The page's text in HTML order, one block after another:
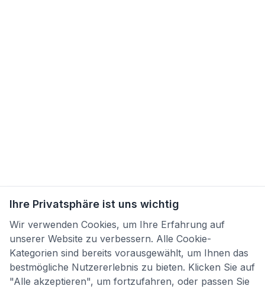
Ihre Privatsphäre ist uns wichtig
Wir verwenden Cookies, um Ihre Erfahrung auf
unserer Website zu verbessern. Alle Cookie-
Kategorien sind bereits vorausgewählt, um Ihnen das
bestmögliche Nutzererlebnis zu bieten. Klicken Sie auf
"Alle akzeptieren", um fortzufahren, oder passen Sie